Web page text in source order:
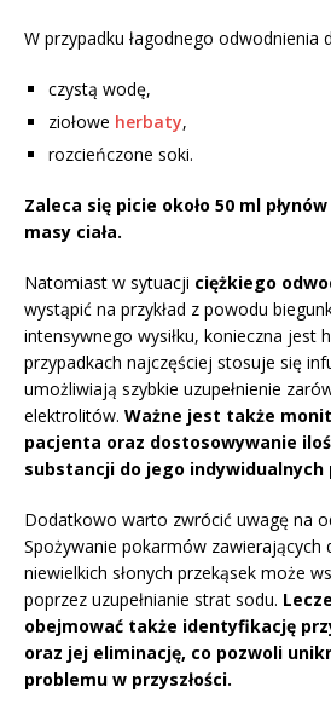
W przypadku łagodnego odwodnienia
czystą wodę,
ziołowe herbaty,
rozcieńczone soki.
Zaleca się picie około 50 ml
masy ciała.
Natomiast w sytuacji ciężkiego
wystąpić na przykład z powodu
intensywnego wysiłku, konieczna jest
przypadkach najczęściej stosuje się
umożliwiają szybkie uzupełnienie
elektrolitów. Ważne jest także
pacjenta oraz dostosowywanie
substancji do jego indywidualnych
Dodatkowo warto zwrócić uwagę na
Spożywanie pokarmów zawierających
niewielkich słonych przekąsek może
poprzez uzupełnianie strat sodu.
obejmować także identyfikację
oraz jej eliminację, co pozwoli
problemu w przyszłości.